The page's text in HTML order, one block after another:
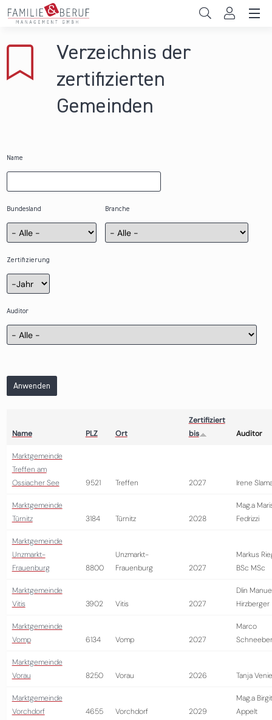
Direkt zum Inhalt
Gemeinden
Hochschulen
Verzeichnis der
zertifizierten
Gemeinden
Name
Bundesland Branche
Zertifizierung
Zertifizierung
Jahr
Auditor
Anwenden
Name PLZ Ort
Zertifiziert
bis
Auditor
Marktgemeinde
Treffen am
Ossiacher See
9521 Treffen 2027 Irene
Marktgemeinde
Türnitz
3184 Türnitz 2028
Mag.a
Fedrizzi
Marktgemeinde
Unzmarkt-
Frauenburg
8800
Unzmarkt-
Frauenburg
2027
Markus
BSc MSc
Marktgemeinde
Vitis
3902 Vitis 2027
DIin
Hirzberger
Marktgemeinde
Vomp
6134 Vomp 2027
Marco
Marktgemeinde
Vorau
8250 Vorau 2026 Tanja
Marktgemeinde
Vorchdorf
4655 Vorchdorf 2029
Mag.a Birgit
Appelt